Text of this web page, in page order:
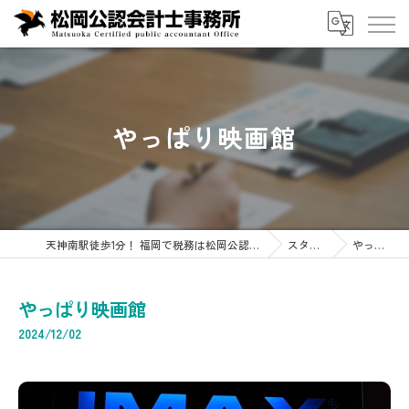
やっぱり映画館
天神南駅徒歩1分！ 福岡で税務は松岡公認会計士事務所へ 企業・会計・税務・相続専門 スタッフブログ やっぱり映画館
やっぱり映画館
2024/12/02